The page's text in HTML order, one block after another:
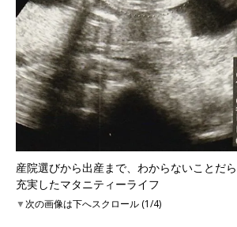
産院選びから出産まで、わからないことだ
充実したマタニティーライフ
▼次の画像は下へスクロール (1/4)